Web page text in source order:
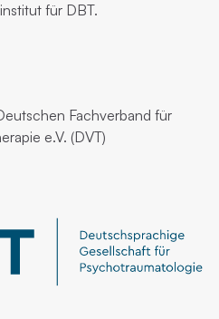
für DBT.
Fachverband für
e.V. (DVT)